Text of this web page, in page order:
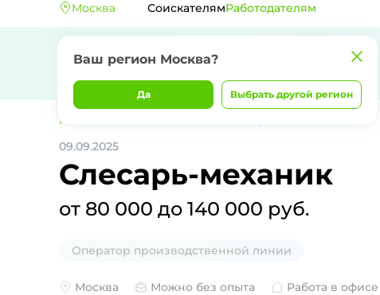
Москва
Ваш регион Москва?
Да Выбрать другой регион
СоискателямРаботодателям
Главная
09.09.2025
Слесарь-механик
от 80 000 до 140 000 руб.
Оператор производственной линии
Москва Можно без опыта Работа в офисе